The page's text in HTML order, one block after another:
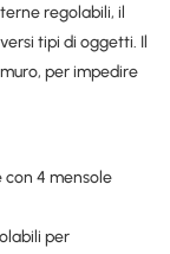
regolabili, il
tipi di oggetti. Il
per impedire
con 4 mensole
per